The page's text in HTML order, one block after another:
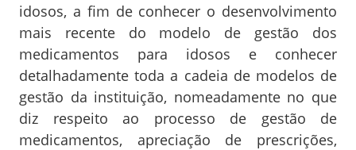
idosos, a fim de conhecer o desenvolvimento
mais recente do modelo de gestão dos
medicamentos para idosos e conhecer
detalhadamente toda a cadeia de modelos de
gestão da instituição, nomeadamente no que
diz respeito ao processo de gestão de
medicamentos, apreciação de prescrições,